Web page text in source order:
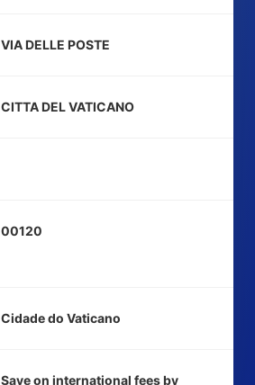
VIA DELLE POSTE
CITTA DEL VATICANO
00120
Cidade do Vaticano
Save on international fees by